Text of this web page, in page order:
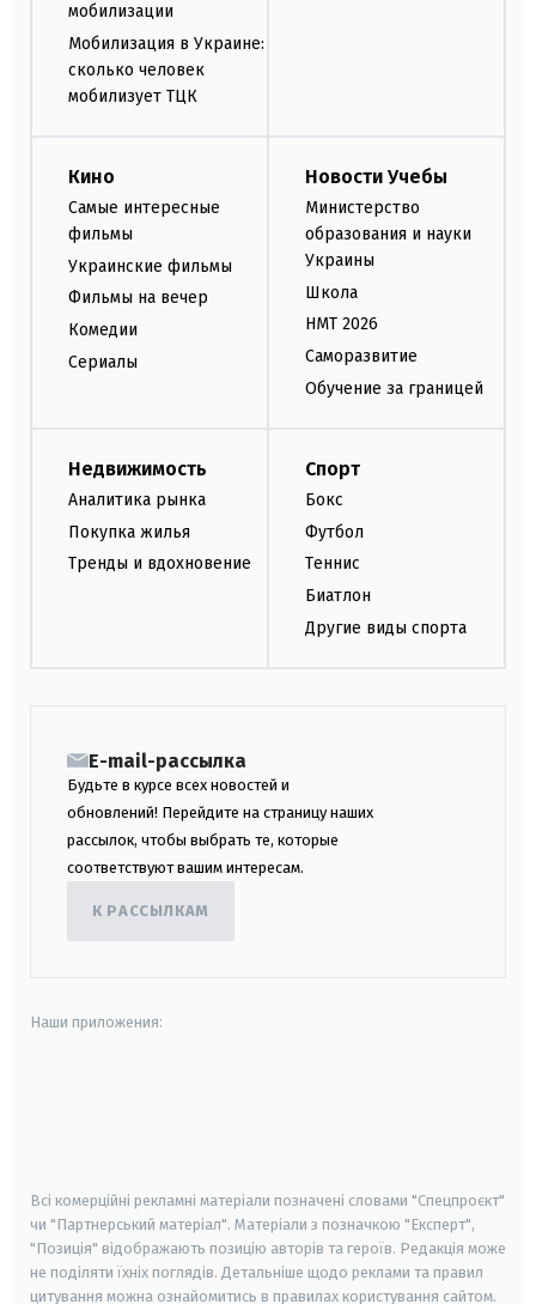
мобилизации
Мобилизация в Украине:
сколько человек
мобилизует ТЦК
Кино
Самые интересные
фильмы
Украинские фильмы
Фильмы на вечер
Комедии
Сериалы
Новости Учебы
Министерство
образования и науки
Украины
Школа
НМТ 2026
Саморазвитие
Обучение за границей
Недвижимость
Аналитика рынка
Покупка жилья
Тренды и вдохновение
Спорт
Бокс
Футбол
Теннис
Биатлон
Другие виды спорта
E-mail-рассылка
Будьте в курсе всех новостей и
обновлений! Перейдите на страницу наших
рассылок, чтобы выбрать те, которые
соответствуют вашим интересам.
К РАССЫЛКАМ
Наши приложения:
Всі комерційні рекламні матеріали позначені словами "Спецпроєкт"
чи "Партнерський матеріал". Матеріали з позначкою "Експерт",
"Позиція" відображають позицію авторів та героїв. Редакція може
не поділяти їхніх поглядів. Детальніше щодо реклами та правил
цитування можна ознайомитись в правилах користування сайтом.